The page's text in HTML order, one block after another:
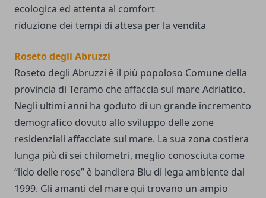
ecologica ed attenta al comfort
riduzione dei tempi di attesa per la vendita
Roseto degli Abruzzi
Roseto degli Abruzzi è il più popoloso Comune della
provincia di Teramo che affaccia sul mare Adriatico.
Negli ultimi anni ha goduto di un grande incremento
demografico dovuto allo sviluppo delle zone
residenziali affacciate sul mare. La sua zona costiera
lunga più di sei chilometri, meglio conosciuta come
“lido delle rose” è bandiera Blu di lega ambiente dal
1999. Gli amanti del mare qui trovano un ampio